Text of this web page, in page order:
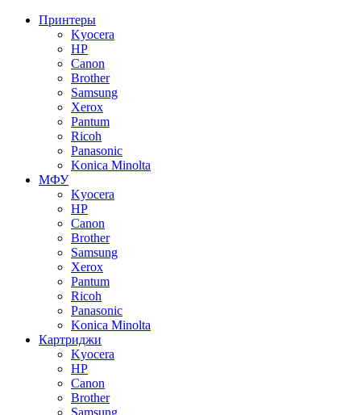
Принтеры
Kyocera
HP
Canon
Brother
Samsung
Xerox
Pantum
Ricoh
Panasonic
Konica Minolta
МФУ
Kyocera
HP
Canon
Brother
Samsung
Xerox
Pantum
Ricoh
Panasonic
Konica Minolta
Картриджи
Kyocera
HP
Canon
Brother
Samsung